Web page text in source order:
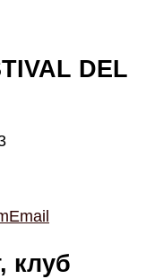
DEL
Email
клуб